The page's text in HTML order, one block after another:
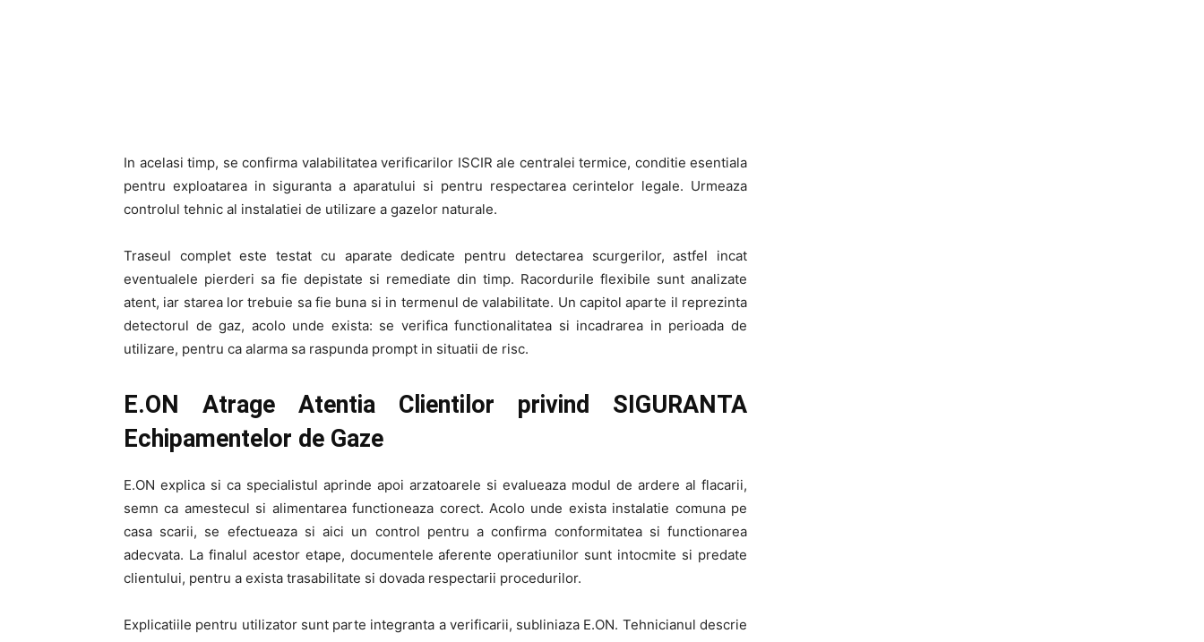
In acelasi timp, se confirma valabilitatea verificarilor ISCIR ale centralei termice, conditie esentiala
pentru exploatarea in siguranta a aparatului si pentru respectarea cerintelor legale. Urmeaza
controlul tehnic al instalatiei de utilizare a gazelor naturale.
Traseul complet este testat cu aparate dedicate pentru detectarea scurgerilor, astfel incat
eventualele pierderi sa fie depistate si remediate din timp. Racordurile flexibile sunt analizate
atent, iar starea lor trebuie sa fie buna si in termenul de valabilitate. Un capitol aparte il reprezinta
detectorul de gaz, acolo unde exista: se verifica functionalitatea si incadrarea in perioada de
utilizare, pentru ca alarma sa raspunda prompt in situatii de risc.
E.ON Atrage Atentia Clientilor privind SIGURANTA
Echipamentelor de Gaze
E.ON explica si ca specialistul aprinde apoi arzatoarele si evalueaza modul de ardere al flacarii,
semn ca amestecul si alimentarea functioneaza corect. Acolo unde exista instalatie comuna pe
casa scarii, se efectueaza si aici un control pentru a confirma conformitatea si functionarea
adecvata. La finalul acestor etape, documentele aferente operatiunilor sunt intocmite si predate
clientului, pentru a exista trasabilitate si dovada respectarii procedurilor.
Explicatiile pentru utilizator sunt parte integranta a verificarii, subliniaza E.ON. Tehnicianul descrie